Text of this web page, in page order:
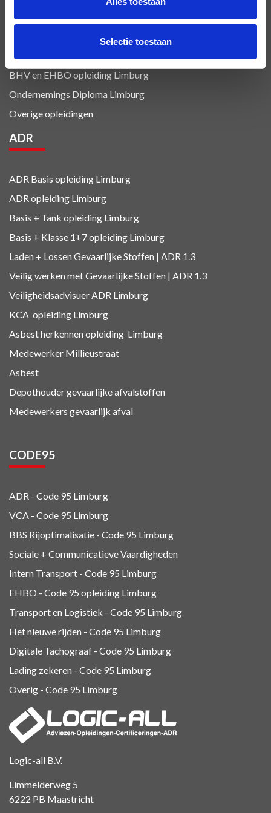
Selectie toestaan
Logic-all B.V.
Limmelderweg 5
6222 PB Maastricht
Tranport en logistiekopleiding
opleiding Limburg
Veiligheidsopleidingen
BHV en EHBO opleiding Limburg
Ondernemings Diploma Limburg
Overige opleidingen
ADR
ADR Basis opleiding Limburg
ADR opleiding Limburg
Basis + Tank opleiding Limburg
Basis + Klasse 1+7opleiding Limburg
Laden + Lossen Gevaarlijke Stoffen | ADR 1.3
Veilig werken met Gevaarlijke Stoffen | ADR 1.3
Veiligheidsadvisuer ADR Limburg
KCA opleiding Limburg
Asbest herkennenopleiding Limburg
Medewerker Millieustraat
Asbest
Depothouder gevaarlijke afvalstoffen
Medewerkers gevaarlijk afval
CODE95
ADR - Code 95 Limburg
VCA - Code 95 Limburg
BBS Rijoptimalisatie - Code 95 Limburg
Sociale + Communicatieve Vaardigheden
Intern Transport - Code 95 Limburg
EHBO - Code 95 opleiding Limburg
Transport en Logistiek - Code 95 Limburg
Het nieuwe rijden - Code 95 Limburg
Digitale Tachograaf - Code 95 Limburg
Lading zekeren - Code 95 Limburg
Overig - Code 95 Limburg